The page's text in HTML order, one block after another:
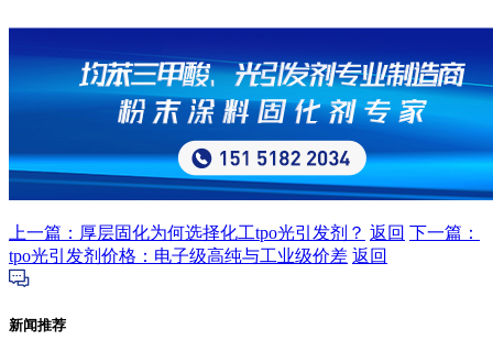
上一篇：厚层固化为何选择化工tpo光引发剂？ 返回 下一篇：
tpo光引发剂价格：电子级高纯与工业级价差 返回
新闻推荐